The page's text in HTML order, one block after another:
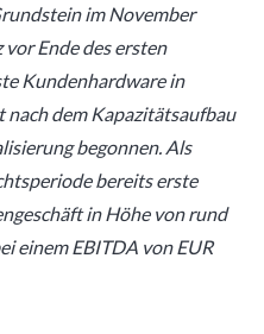
im November
Ende des ersten
Kundenhardware in
dem Kapazitätsaufbau
begonnen. Als
bereits erste
in Höhe von rund
einem EBITDA von EUR